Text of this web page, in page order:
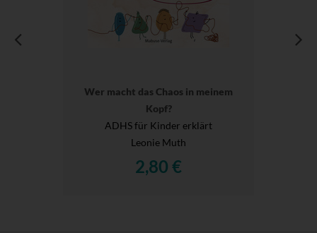
Wer macht das Chaos in meinem
Kopf?
ADHS für Kinder erklärt
Leonie Muth
2,80 €